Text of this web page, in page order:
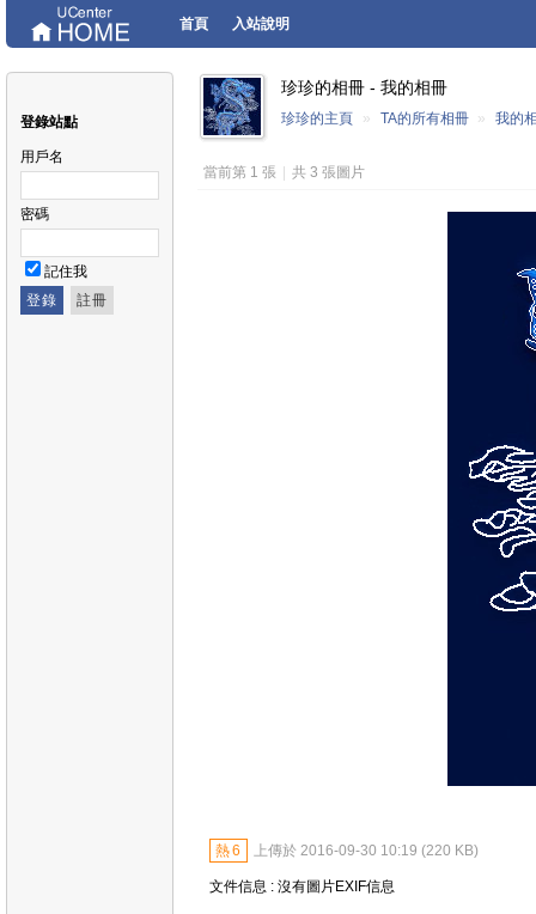
首頁 入站說明
登錄站點
用戶名
密碼
記住我
珍珍的相冊 - 我的相冊
珍珍的主頁 » TA的所有相冊 » 我的
當前第 1 張 共 3 張圖片
熱6 上傳於 2016-09-30 10:19 (220 KB)
文件信息 : 沒有圖片EXIF信息